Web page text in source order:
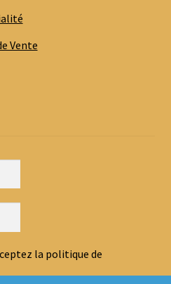
Vente
la politique de